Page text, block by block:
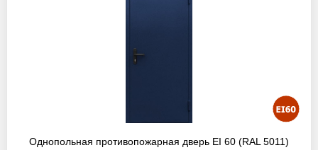
Однопольная противопожарная дверь EI 60 (RAL 5011)